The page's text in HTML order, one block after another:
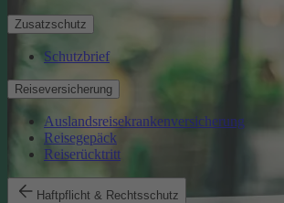
Zusatzschutz
Schutzbrief
Reiseversicherung
Auslandsreisekrankenversicherung
Reisegepäck
Reiserücktritt
Haftpflicht & Rechtsschutz